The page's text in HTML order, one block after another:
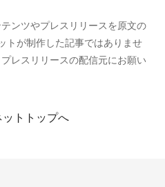
】
ごと』の〝舞〟の世界に入り込
飛雄が笹かまを食べる！ アニ
ンツやプレスリリースを原文の
トが制作した記事ではありませ
レスリリースの配信元にお願い
トトップへ